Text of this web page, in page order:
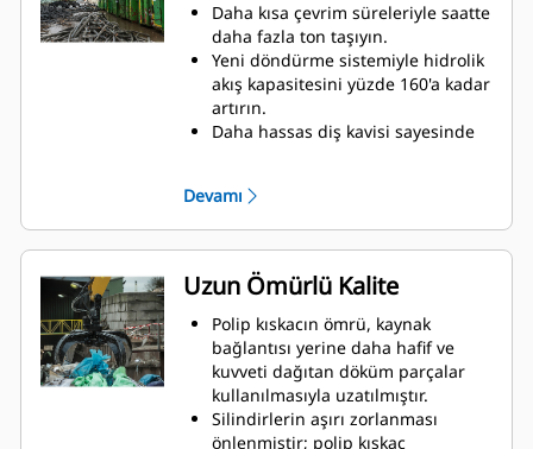
Daha kısa çevrim süreleriyle saatte
daha fazla ton taşıyın.
Yeni döndürme sistemiyle hidrolik
akış kapasitesini yüzde 160'a kadar
artırın.
Daha hassas diş kavisi sayesinde
Cat Makineleri, makine ve polip
kıskaç eşleştirmesini ve
üretkenliğini en üst düzeye
çıkarmak için en uygun polip
kıskaç performans ayarlarıyla
önceden programlanmıştır.
Yeni doruklara ulaşın ve dönüş
kontrolünüzü artırın. GSH polip
kıskaçlarının kompakt yüksekliği,
yapabileceklerinizi zenginleştirir
ve iç mekan uygulamaları için
Devamı
Uzun Ömürlü Kalite
Polip kıskacın ömrü, kaynak
bağlantısı yerine daha hafif ve
kuvveti dağıtan döküm parçalar
kullanılmasıyla uzatılmıştır.
Silindirlerin aşırı zorlanması
önlenmiştir; polip kıskaç